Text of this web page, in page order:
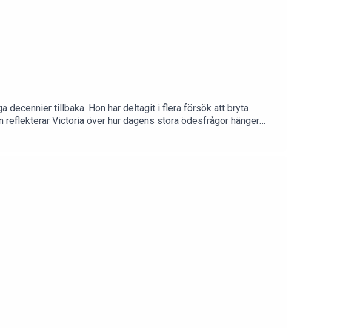
decennier tillbaka. Hon har deltagit i flera försök att bryta
reflekterar Victoria över hur dagens stora ödesfrågor hänger
rörelser och lyssna till olika perspektiv.